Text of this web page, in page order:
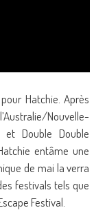
Hatchie. Après
Nouvelle-
et Double Double
entâme une
de mai la verra
festivals tels que
Festival.